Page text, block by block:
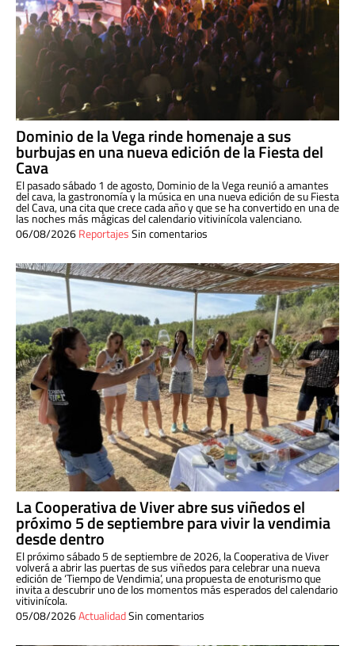
Dominio de la Vega rinde homenaje a sus
burbujas en una nueva edición de la Fiesta del
Cava
El pasado sábado 1 de agosto, Dominio de la Vega reunió a amantes
del cava, la gastronomía y la música en una nueva edición de su Fiesta
del Cava, una cita que crece cada año y que se ha convertido en una de
las noches más mágicas del calendario vitivinícola valenciano.
06/08/2026ReportajesSin comentarios
La Cooperativa de Viver abre sus viñedos el
próximo 5 de septiembre para vivir la vendimia
desde dentro
El próximo sábado 5 de septiembre de 2026, la Cooperativa de Viver
volverá a abrir las puertas de sus viñedos para celebrar una nueva
edición de ‘Tiempo de Vendimia’, una propuesta de enoturismo que
invita a descubrir uno de los momentos más esperados del calendario
vitivinícola.
05/08/2026ActualidadSin comentarios